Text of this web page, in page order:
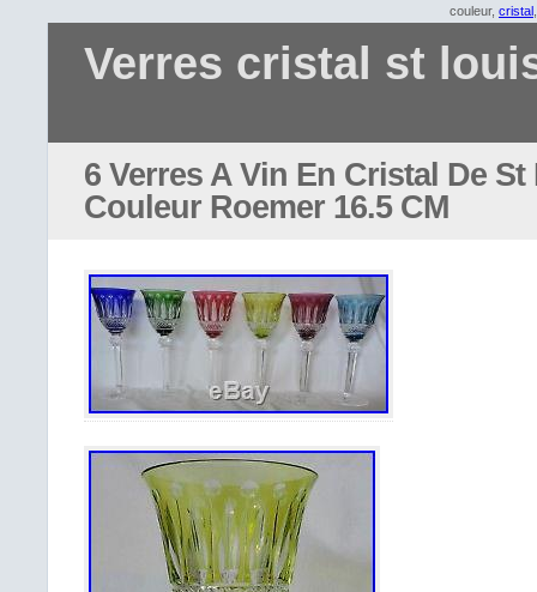
couleur, cristal
Verres cristal st
6 Verres A Vin En Cristal De
Couleur Roemer 16.5 CM